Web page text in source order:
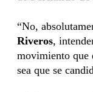
“No,
Riveros,
movimiento que
sea que se